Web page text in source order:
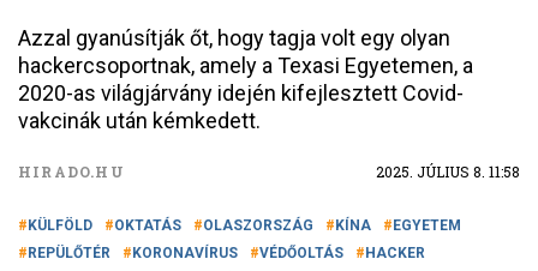
Azzal gyanúsítják őt, hogy tagja volt egy olyan
hackercsoportnak, amely a Texasi Egyetemen, a
2020-as világjárvány idején kifejlesztett Covid-
vakcinák után kémkedett.
HIRADO.HU 2025. JÚLIUS 8. 11:58
KÜLFÖLD OKTATÁS OLASZORSZÁG KÍNA
EGYETEM
REPÜLŐTÉR
KORONAVÍRUS VÉDŐOLTÁS
HACKER